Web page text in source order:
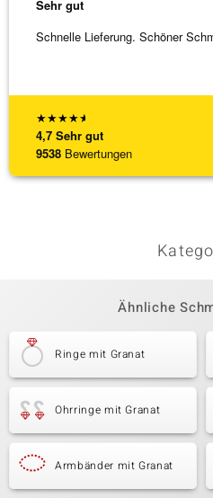
★★★★★
4,7 Sehr gut
9538 Bewertungen
Sehr gut
Schnelle Lieferung. Schöner
Ähnliche
Ringe mit Granat
Ohrringe mit Granat
Armbänder mit Granat